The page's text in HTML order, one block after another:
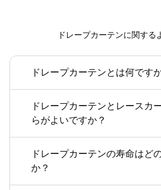
ドレープカーテンに関する
ドレープカーテンとは何です
ドレープカーテンとレースカ
らがよいですか？
ドレープカーテンの寿命はど
か？